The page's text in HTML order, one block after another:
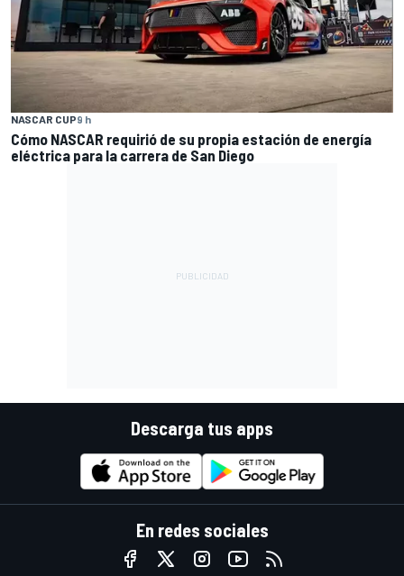
NASCAR CUP9 h
Cómo NASCAR requirió de su propia estación de energía
eléctrica para la carrera de San Diego
Descarga tus apps
En redes sociales